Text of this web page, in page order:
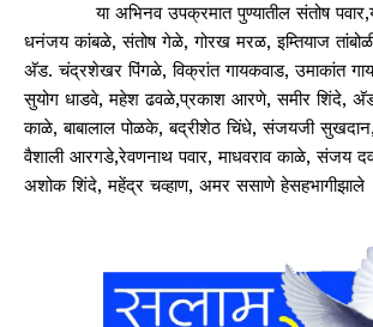
या अभिनव उपक्रमात पुण्यातील संतोष
धनंजय कांबळे, संतोष गेळे, गोरख मरळ, इम्तियाज
अ‍ॅड. चंद्रशेखर पिंगळे, विक्रांत गायकवाड, उमाकांत
सुयोग धाडवे, महेश ढवळे,प्रकाश आरणे, समीर शिंदे,
काळे, बाबालाल पोळके, बद्रीशेठ चिंधे, संजयजी
वैशाली आरगडे,रेवणनाथ पवार, माधवराव काळे, संजय
अशोक शिंदे, महेंद्र चव्हाण, अमर ससाणे हेसहभागीझाले